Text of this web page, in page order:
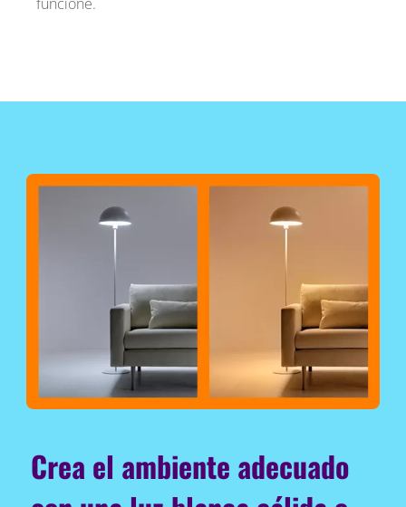
Crea el ambiente adecuado